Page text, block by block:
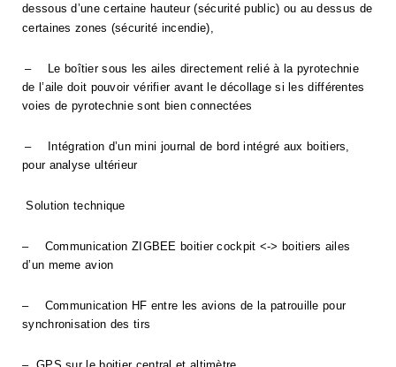
dessous d’une certaine hauteur (sécurité public) ou au dessus de
certaines zones (sécurité incendie),
–
Le boîtier sous les ailes directement relié à la pyrotechnie
de l’aile doit pouvoir vérifier avant le décollage si les différentes
voies de pyrotechnie sont bien connectées
–
Intégration d’un mini journal de bord intégré aux boitiers,
pour analyse ultérieur
Solution technique
–
Communication ZIGBEE boitier cockpit <-> boitiers ailes
d’un meme avion
–
Communication HF entre les avions de la patrouille pour
synchronisation des tirs